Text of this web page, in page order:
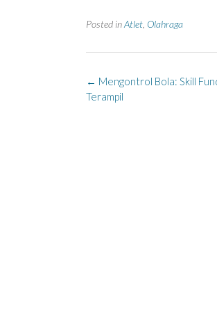
Posted inAtlet Olahraga
Post
navigation
← Mengontrol Bola: Skill
Terampil